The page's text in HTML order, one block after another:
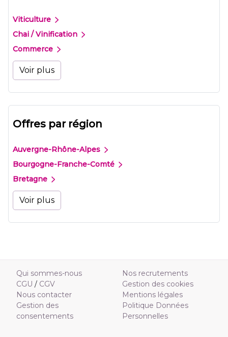
Viticulture
Chai / Vinification
Commerce
Voir plus
Offres par région
Auvergne-Rhône-Alpes
Bourgogne-Franche-Comté
Bretagne
Voir plus
Qui sommes-nous
CGU / CGV
Nous contacter
Gestion des
consentements
Nos recrutements
Gestion des cookies
Mentions légales
Politique Données
Personnelles